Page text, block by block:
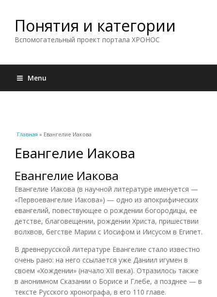
Понятия и категории
Вспомогательный проект портала ХРОНОС
Menu
Вы здесь
Главная » Евангелие Иакова
Евангелие Иакова
Евангелие Иакова
Евангелие Иакова (в научной литературе именуется —
«Первоевангелие Иакова») — одно из апокрифических
евангелий, повествующее о рождении богородицы, ее
детстве, благовещении, рождении Христа, пришествии
волхвов, бегстве Марии с Иосифом и Иисусом в Египет.
В древнерусской литературе Евангелие стало известно
очень рано: на него ссылается уже Даниил игумен в
своем «Хождении» (начало XII века). Отразилось также
в анонимном Сказании о Борисе и Глебе, а позднее — в
тексте Русского хронографа, в его 110 главе.